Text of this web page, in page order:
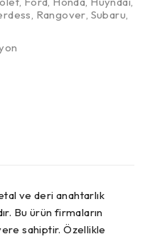
, Rangover, Subaru,
ve deri anahtarlık
Bu ürün firmaların
sahiptir. Özellikle